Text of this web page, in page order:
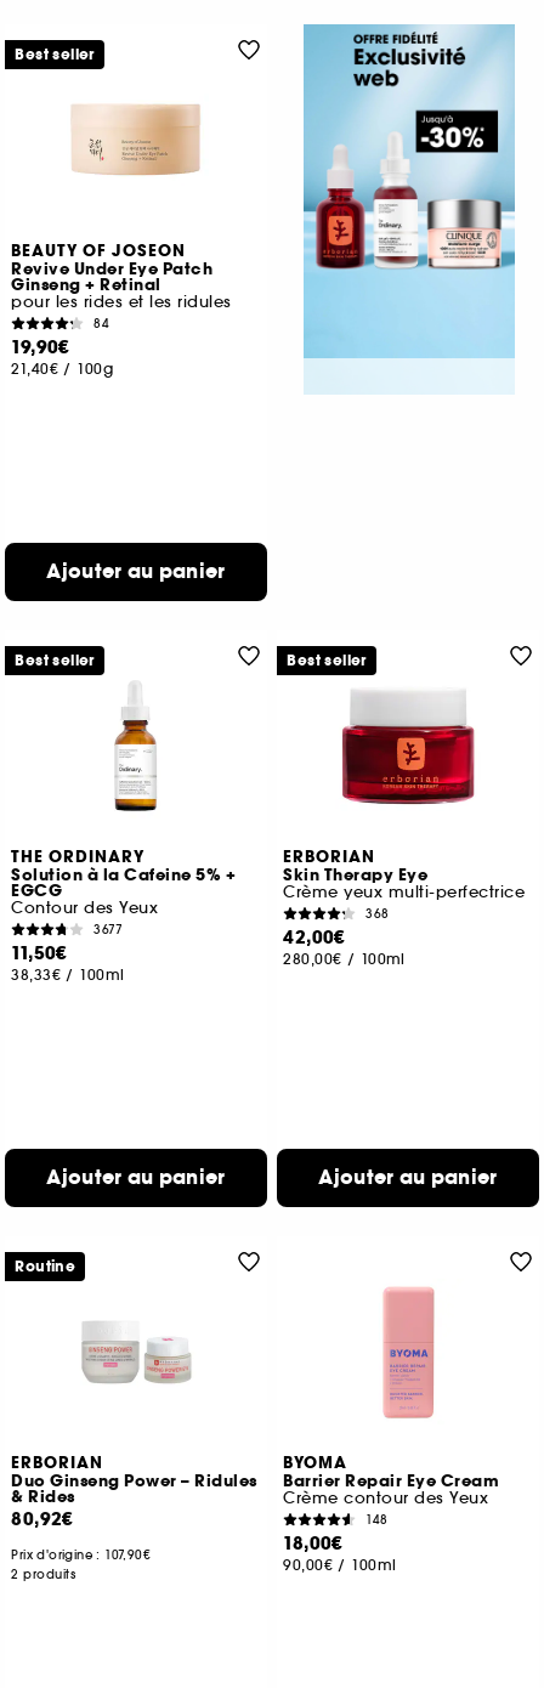
BEAUTY OF JOSEON
Revive Under Eye Patch
Ginseng + Retinal
pour les rides et les ridules
84
19,90€
21,40€ / 100g
Ajouter au panier
Best seller
THE ORDINARY
Solution à la Cafeine 5% +
EGCG
Contour des Yeux
3677
11,50€
38,33€ / 100ml
Ajouter au panier
Best seller
ERBORIAN
Skin Therapy Eye
Crème yeux multi-perfectrice
368
42,00€
280,00€ / 100ml
Ajouter au panier
Best seller
ERBORIAN
Duo Ginseng Power – Ridules
& Rides
80,92€
Prix d'origine : 107,90€
2 produits
Routine
BYOMA
Barrier Repair Eye Cream
Crème contour des Yeux
148
18,00€
90,00€ / 100ml